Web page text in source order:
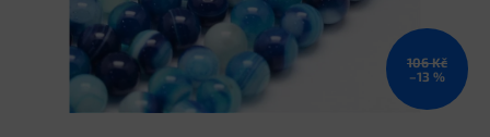
106 Kč
–13 %